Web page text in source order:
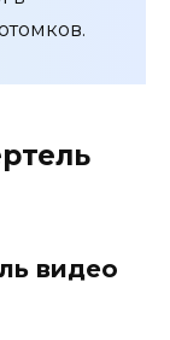
видео